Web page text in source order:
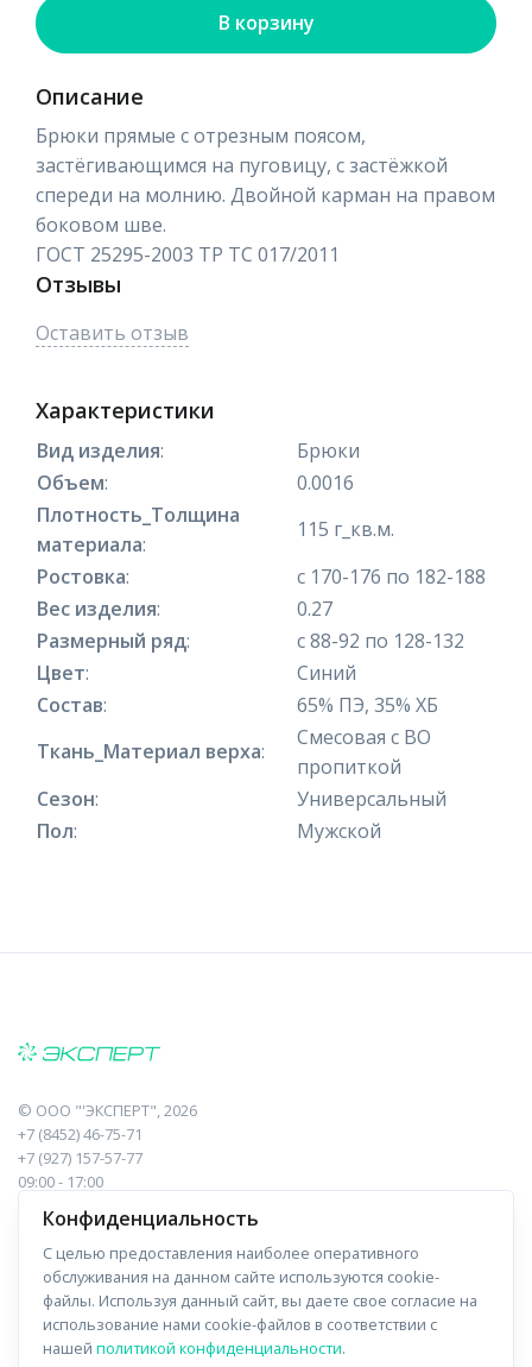
В корзину
Описание
Брюки прямые с отрезным поясом,
застёгивающимся на пуговицу, с застёжкой
спереди на молнию. Двойной карман на правом
боковом шве.
ГОСТ 25295-2003 ТР ТС 017/2011
Отзывы
Оставить отзыв
Характеристики
Вид изделия:
Брюки
Объем:
0.0016
Плотность_Толщина
материала:
115 г_кв.м.
Ростовка:
с 170-176 по 182-188
Вес изделия:
0.27
Размерный ряд:
с 88-92 по 128-132
Цвет:
Синий
Состав:
65% ПЭ, 35% ХБ
Ткань_Материал верха:
Смесовая с ВО
пропиткой
Сезон:
Универсальный
Пол: Мужской
© ООО "'ЭКСПЕРТ", 2026
+7 (8452) 46-75-71
+7 (927) 157-57-77
09:00 - 17:00
410017, Саратов, Пугачева, 10 к1, оф.23
Навигация
Прайс-лист
Отзывы
Информация
О компании
Доставка
Конфиденциальность
С целью предоставления наиболее оперативного
обслуживания на данном сайте используются cookie-
файлы. Используя данный сайт, вы даете свое согласие на
использование нами cookie-файлов в соответствии с
нашей политикой конфиденциальности.